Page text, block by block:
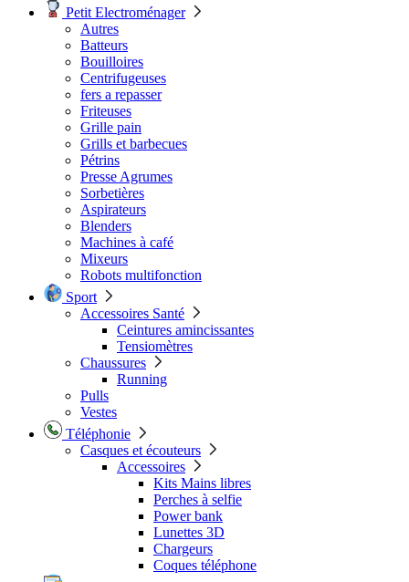
Petit Electroménager
Autres
Batteurs
Bouilloires
Centrifugeuses
fers a repasser
Friteuses
Grille pain
Grills et barbecues
Pétrins
Presse Agrumes
Sorbetières
Aspirateurs
Blenders
Machines à café
Mixeurs
Robots multifonction
Sport
Accessoires Santé
Ceintures amincissantes
Tensiomètres
Chaussures
Running
Pulls
Vestes
Téléphonie
Casques et écouteurs
Accessoires
Kits Mains libres
Perches à selfie
Power bank
Lunettes 3D
Chargeurs
Coques téléphone